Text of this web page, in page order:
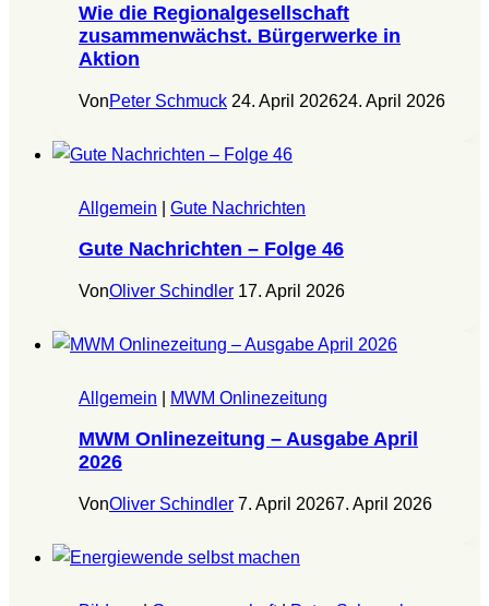
Wie die Regionalgesellschaft
zusammenwächst. Bürgerwerke in
Aktion
VonPeter Schmuck 24. April 202624. April 2026
Allgemein Gute Nachrichten
Gute Nachrichten – Folge 46
VonOliver Schindler 17. April 2026
Allgemein MWM Onlinezeitung
MWM Onlinezeitung – Ausgabe April
2026
VonOliver Schindler 7. April 20267. April 2026